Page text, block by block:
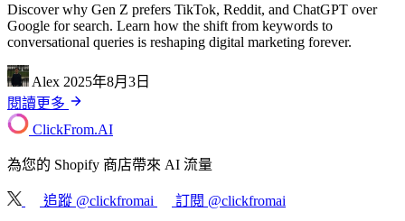
Discover why Gen Z prefers TikTok, Reddit, and ChatGPT over
Google for search. Learn how the shift from keywords to
conversational queries is reshaping digital marketing forever.
Alex 2025年8月3日
閱讀更多
ClickFrom.AI
為您的 Shopify 商店帶來 AI 流量
追蹤 @clickfromai 訂閱 @clickfromai